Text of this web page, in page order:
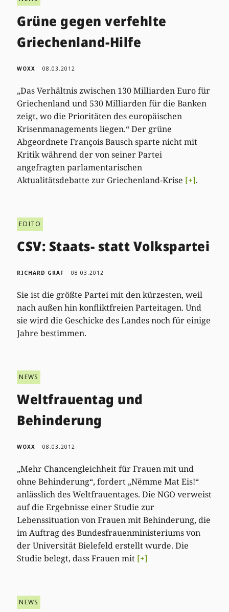
Grüne gegen verfehlte
Griechenland-Hilfe
WOXX 08.03.2012
„Das Verhältnis zwischen 130 Milliarden Euro für
Griechenland und 530 Milliarden für die Banken
zeigt, wo die Prioritäten des europäischen
Krisenmanagements liegen.“ Der grüne
Abgeordnete François Bausch sparte nicht mit
Kritik während der von seiner Partei
angefragten parlamentarischen
Aktualitätsdebatte zur Griechenland-Krise [+].
EDITO
CSV: Staats- statt Volkspartei
RICHARD GRAF 08.03.2012
Sie ist die größte Partei mit den kürzesten, weil
nach außen hin konfliktfreien Parteitagen. Und
sie wird die Geschicke des Landes noch für einige
Jahre bestimmen.
NEWS
Weltfrauentag und
Behinderung
WOXX 08.03.2012
„Mehr Chancengleichheit für Frauen mit und
ohne Behinderung“, fordert „Nëmme Mat Eis!“
anlässlich des Weltfrauentages. Die NGO verweist
auf die Ergebnisse einer Studie zur
Lebenssituation von Frauen mit Behinderung, die
im Auftrag des Bundesfrauenministeriums von
der Universität Bielefeld erstellt wurde. Die
Studie belegt, dass Frauen mit [+]
NEWS